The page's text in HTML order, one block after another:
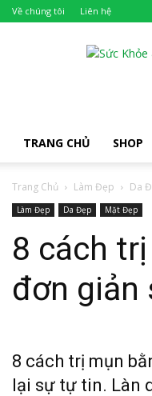
Về chúng tôi Liên hệ
TRANG CHỦ SHOP
Trang Chủ Làm Đẹp Da
Làm Đẹp Da Đẹp Mặt Đẹp
8 cách
đơn giản
8 cách trị mụn
lại sự tự tin. Làn